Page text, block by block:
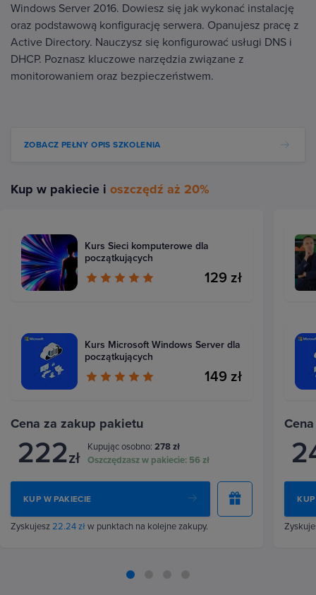
Windows Server 2016. Dowiesz się jak wykonać instalację
oraz podstawową konfigurację serwera. Opanujesz pracę z
Active Directory. Nauczysz się konfigurować usługi DNS i
DHCP. Poznasz kluczowe narzędzia związane z
monitorowaniem oraz bezpieczeństwem.
ZOBACZ PEŁNY OPIS SZKOLENIA
Kup w pakiecie i oszczędź aż 20%
Kurs Sieci komputerowe dla
początkujących
129 zł
Kurs Microsoft Windows Server dla
początkujących
149 zł
Cena za zakup pakietu
222zł
Kupując osobno: 278 zł
Oszczędzasz w pakiecie: 56 zł
KUP W PAKIECIE
Zyskujesz22.24 złw punktach na kolejne zakupy.